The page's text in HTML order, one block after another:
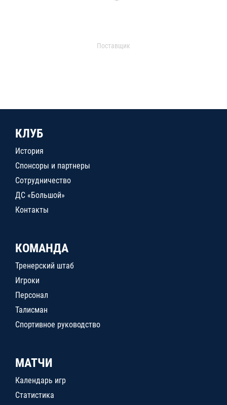
Поставщик
КЛУБ
История
Спонсоры и партнеры
Сотрудничество
ДС «Большой»
Контакты
КОМАНДА
Тренерский штаб
Игроки
Персонал
Талисман
Спортивное руководство
МАТЧИ
Календарь игр
Статистика